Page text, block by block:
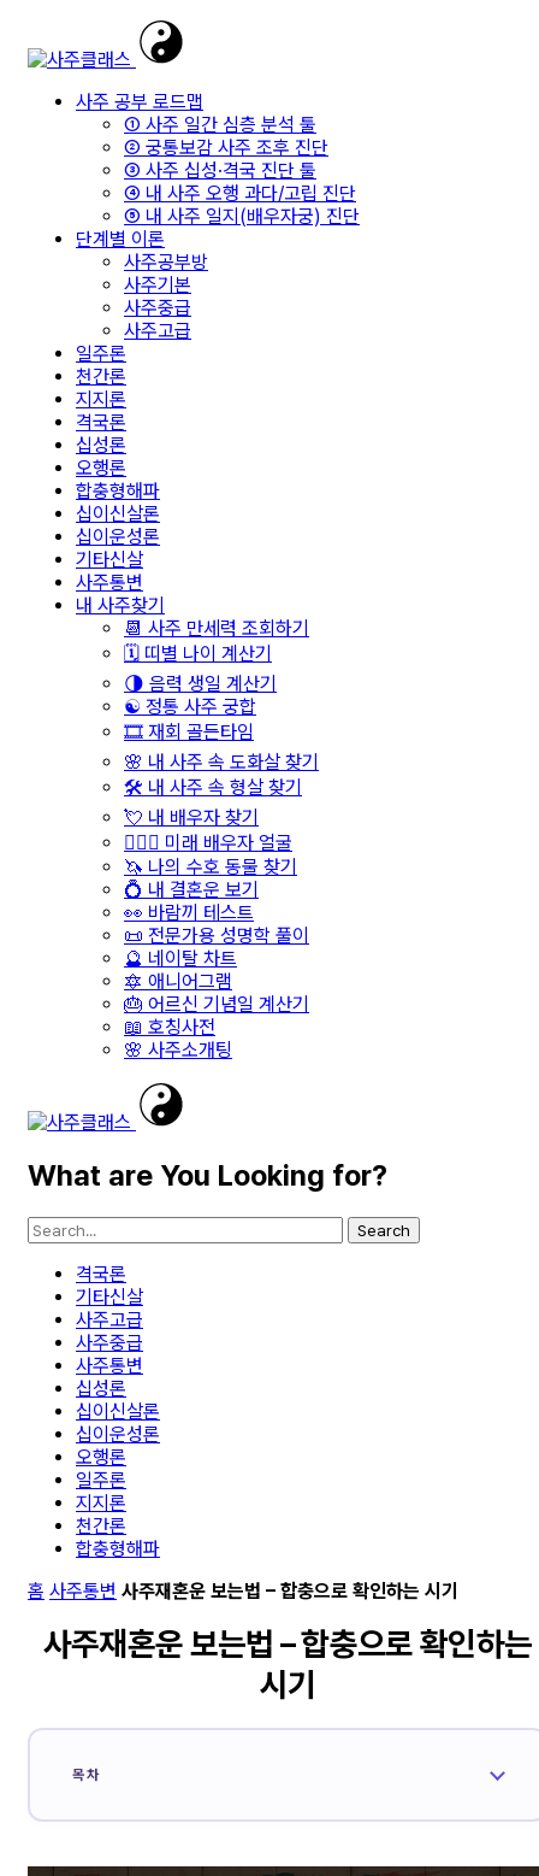
사주 공부 로드맵
① 사주 일간 심층 분석 툴
② 궁통보감 사주 조후 진단
③ 사주 십성·격국 진단 툴
④ 내 사주 오행 과다/고립 진단
⑤ 내 사주 일지(배우자궁) 진단
단계별 이론
사주공부방
사주기본
사주중급
사주고급
일주론
천간론
지지론
격국론
십성론
오행론
합충형해파
십이신살론
십이운성론
기타신살
사주통변
내 사주찾기
📆 사주 만세력 조회하기
🗓️ 띠별 나이 계산기
🌗 음력 생일 계산기
☯️ 정통 사주 궁합
🎞️ 재회 골든타임
🌸 내 사주 속 도화살 찾기
🛠️ 내 사주 속 형살 찾기
💘 내 배우자 찾기
👩‍❤️‍👨 미래 배우자 얼굴
🦄 나의 수호 동물 찾기
💍 내 결혼운 보기
👀 바람끼 테스트
📜 전문가용 성명학 풀이
🔮 네이탈 차트
🔯 애니어그램
🎂 어르신 기념일 계산기
📖 호칭사전
🌸 사주소개팅
What are You Looking for?
Search
격국론
기타신살
사주고급
사주중급
사주통변
십성론
십이신살론
십이운성론
오행론
일주론
지지론
천간론
합충형해파
홈 사주통변 사주재혼운 보는법 – 합충으로 확인하는 시기
사주재혼운 보는법 – 합충으로 확인하는
시기
목차